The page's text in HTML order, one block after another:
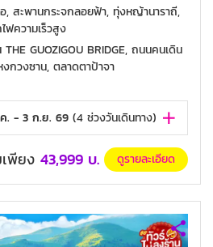
สะพานกระจกลอยฟ้า, ทุ่งหญ้านาราถี,
ฟความเร็วสูง
GUOZIGOU BRIDGE, ถนนคนเดิน
กวงซาน, ตลาดตาป้าจา
. - 3 ก.ย. 69 (4 ช่วงวันเดินทาง)
เพียง 43,999 บ. ดูรายละเอียด